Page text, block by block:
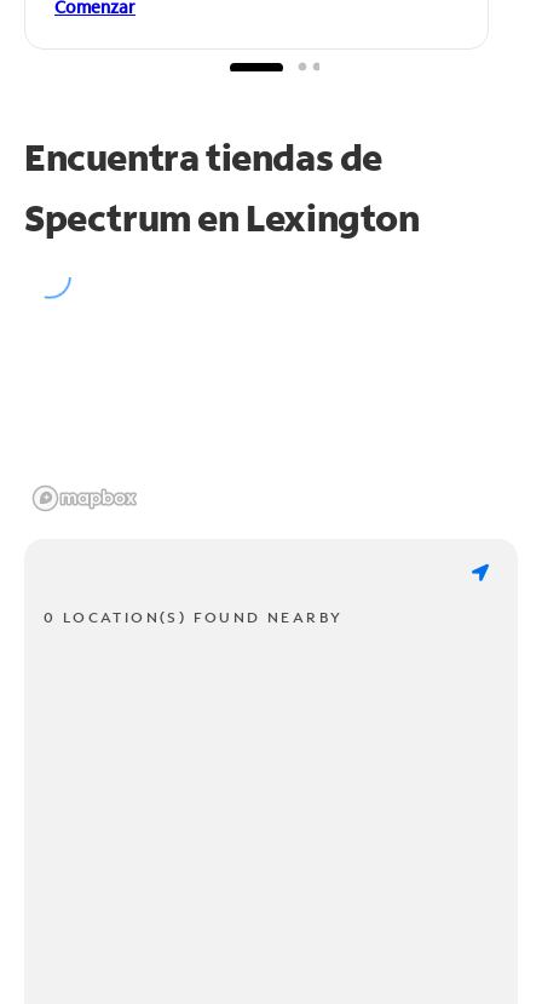
Comenzar
Encuentra tiendas de
Spectrum en Lexington
0 LOCATION(S) FOUND NEARBY